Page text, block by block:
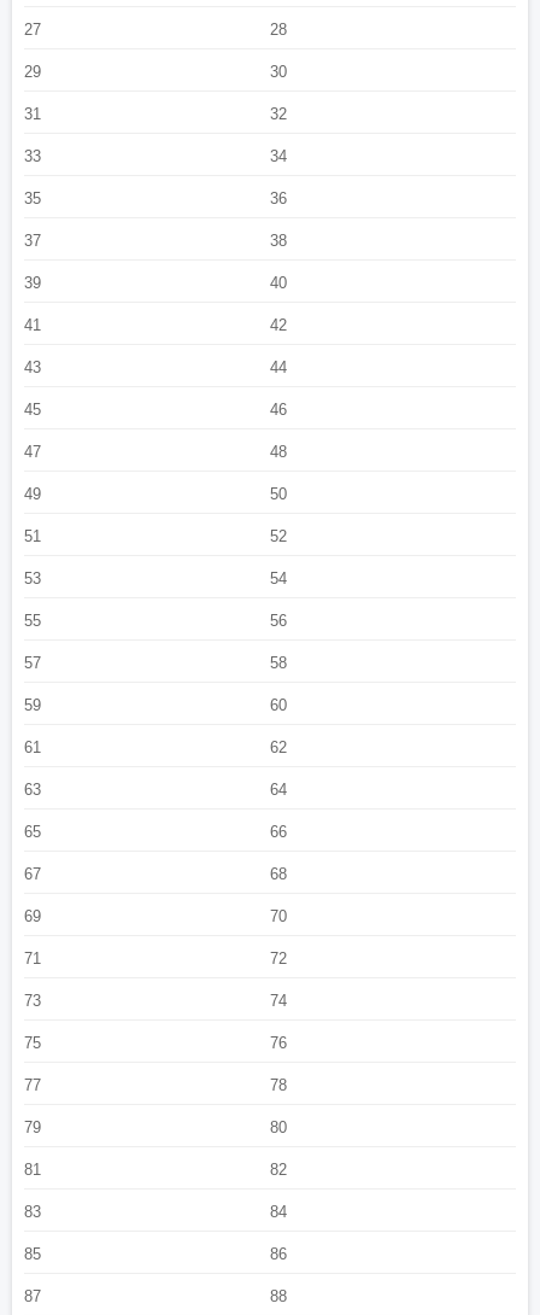
27 28
29 30
31 32
33 34
35 36
37 38
39 40
41 42
43 44
45 46
47 48
49 50
51 52
53 54
55 56
57 58
59 60
61 62
63 64
65 66
67 68
69 70
71 72
73 74
75 76
77 78
79 80
81 82
83 84
85 86
87 88